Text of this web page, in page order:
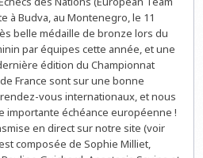
DES
NATIONS
à Budva, au Montenegro, le 11
belle médaille de bronze lors du
par équipes cette année, et une
édition du Championnat
France sont sur une bonne
vous internationaux, et nous
importante échéance européenne !
en direct sur notre site (voir
composée de Sophie Milliet,